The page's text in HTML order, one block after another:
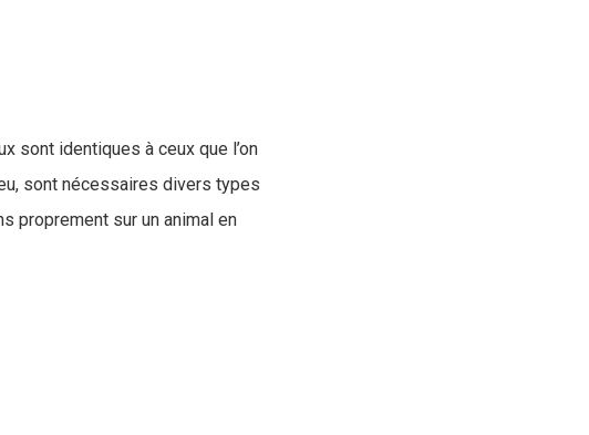
sont identiques à ceux que l’on
sont nécessaires divers types
proprement sur un animal en